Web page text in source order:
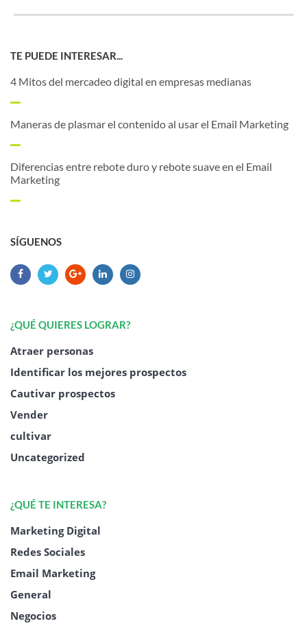
TE PUEDE INTERESAR...
4 Mitos del mercadeo digital en empresas medianas
Maneras de plasmar el contenido al usar el Email Marketing
Diferencias entre rebote duro y rebote suave en el Email
Marketing
SÍGUENOS
¿QUÉ QUIERES LOGRAR?
Atraer personas
Identificar los mejores prospectos
Cautivar prospectos
Vender
cultivar
Uncategorized
¿QUÉ TE INTERESA?
Marketing Digital
Redes Sociales
Email Marketing
General
Negocios